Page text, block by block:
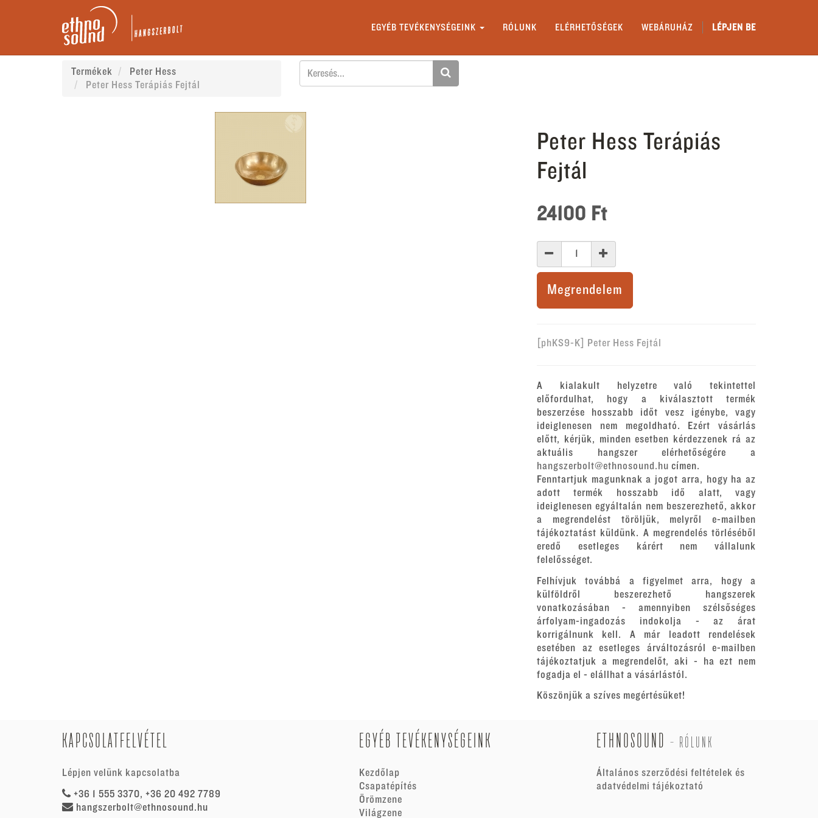
EGYÉB TEVÉKENYSÉGEINK RÓLUNK ELÉRHETŐSÉGEK WEBÁRUHÁZ LÉPJEN BE
Termékek
Peter Hess
Peter Hess Terápiás Fejtál
Peter Hess Terápiás
Fejtál
24100 Ft
Megrendelem
[phKS9-K] Peter Hess Fejtál
A kialakult helyzetre való tekintettel
előfordulhat, hogy a kiválasztott termék
beszerzése hosszabb időt vesz igénybe, vagy
ideiglenesen nem megoldható. Ezért vásárlás
előtt, kérjük, minden esetben kérdezzenek rá az
aktuális hangszer elérhetőségére a
hangszerbolt@ethnosound.hu címen.
Fenntartjuk magunknak a jogot arra, hogy ha az
adott termék hosszabb idő alatt, vagy
ideiglenesen egyáltalán nem beszerezhető, akkor
a megrendelést töröljük, melyről e-mailben
tájékoztatást küldünk. A megrendelés törléséből
eredő esetleges kárért nem vállalunk
felelősséget.
Felhívjuk továbbá a figyelmet arra, hogy a
külföldről beszerezhető hangszerek
vonatkozásában - amennyiben szélsőséges
árfolyam-ingadozás indokolja - az árat
korrigálnunk kell. A már leadott rendelések
esetében az esetleges árváltozásról e-mailben
tájékoztatjuk a megrendelőt, aki - ha ezt nem
fogadja el - elállhat a vásárlástól.
Köszönjük a szíves megértésüket!
KAPCSOLATFELVÉTEL
Lépjen velünk kapcsolatba
+36 1 555 3370, +36 20 492 7789
hangszerbolt@ethnosound.hu
EGYÉB TEVÉKENYSÉGEINK
Kezdőlap
Csapatépítés
Örömzene
Világzene
ETHNOSOUND - RÓLUNK
Általános szerződési feltételek és
adatvédelmi tájékoztató